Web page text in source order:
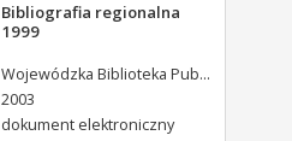
Rodzina Policyjna 1939
Bibliografia regionalna
1999
Wojewódzka Biblioteka Publiczna (Kielce). Dział Informacji i Bibliografii Regionalnej
2003
dokument elektroniczny